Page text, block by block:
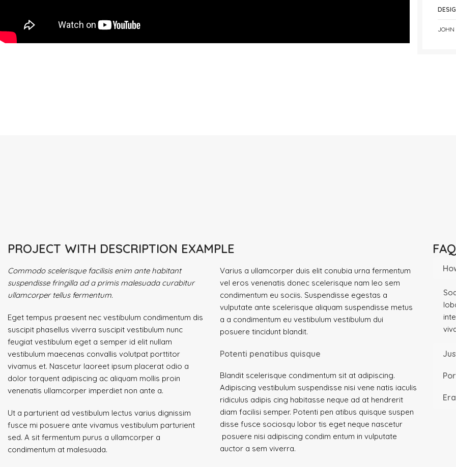
JOHN
PROJECT WITH DESCRIPTION EXAMPLE
Commodo scelerisque facilisis enim ante habitant
suspendisse fringilla ad a primis malesuada curabitur
ullamcorper tellus fermentum.
Eget tempus praesent nec vestibulum condimentum dis
suscipit phasellus viverra suscipit vestibulum nunc
feugiat vestibulum eget a semper id elit nullam
vestibulum maecenas convallis volutpat porttitor
vivamus et. Nascetur laoreet ipsum placerat odio a
dolor torquent adipiscing ac aliquam mollis proin
venenatis ullamcorper imperdiet non ante a.
Ut a parturient ad vestibulum lectus varius dignissim
fusce mi posuere ante vivamus vestibulum parturient
sed. A sit fermentum purus a ullamcorper a
condimentum at malesuada.
Varius a ullamcorper duis elit conubia urna fermentum
vel eros venenatis donec scelerisque nam leo sem
condimentum eu sociis. Suspendisse egestas a
vulputate ante scelerisque aliquam suspendisse metus
a a condimentum eu vestibulum vestibulum dui
posuere tincidunt blandit.
Potenti penatibus quisque
Blandit scelerisque condimentum sit at adipiscing.
Adipiscing vestibulum suspendisse nisi vene natis iaculis
ridiculus adipis cing habitasse neque ad at hendrerit
diam facilisi semper. Potenti pen atibus quisque suspen
disse fusce sociosqu lobor tis eget neque nascetur
posuere nisi adipiscing condim entum in vulputate
auctor a sem viverra.